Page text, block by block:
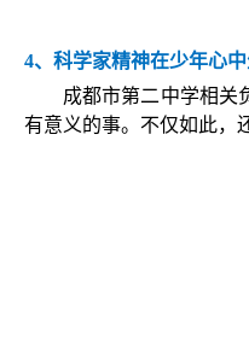
4、科学家精神在少年心
成都市第二中学相
有意义的事。不仅如此，